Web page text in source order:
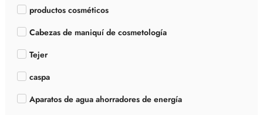
productos cosméticos
Cabezas de maniquí de cosmetología
Tejer
caspa
Aparatos de agua ahorradores de energía